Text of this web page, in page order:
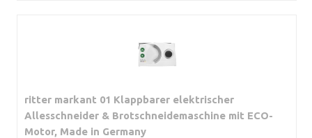
ritter markant 01 Klappbarer elektrischer
Allesschneider & Brotschneidemaschine mit ECO-
Motor, Made in Germany